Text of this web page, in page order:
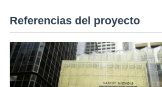
Referencias del proyecto